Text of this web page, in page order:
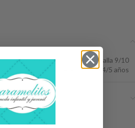
,talla 6/7 años, talla 7/8 años , talla 9/10
11/12 años talla 3/4 años,talla 4/5 años